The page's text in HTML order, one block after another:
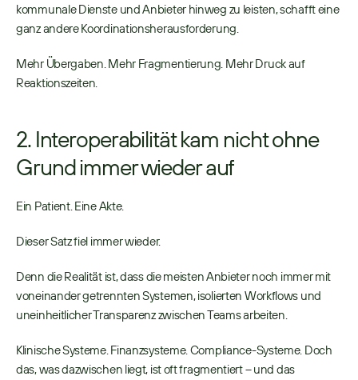
kommunale Dienste und Anbieter hinweg zu leisten, schafft eine
ganz andere Koordinationsherausforderung.
Mehr Übergaben. Mehr Fragmentierung. Mehr Druck auf
Reaktionszeiten.
2. Interoperabilität kam nicht ohne
Grund immer wieder auf
Ein Patient. Eine Akte.
Dieser Satz fiel immer wieder.
Denn die Realität ist, dass die meisten Anbieter noch immer mit
voneinander getrennten Systemen, isolierten Workflows und
uneinheitlicher Transparenz zwischen Teams arbeiten.
Klinische Systeme. Finanzsysteme. Compliance-Systeme. Doch
das, was dazwischen liegt, ist oft fragmentiert – und das